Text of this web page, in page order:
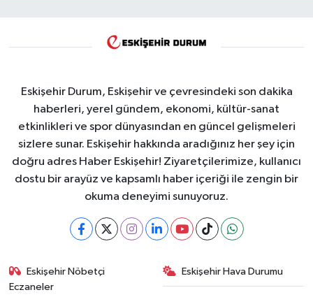
Eskişehir Durum, Eskişehir ve çevresindeki son dakika
haberleri, yerel gündem, ekonomi, kültür-sanat
etkinlikleri ve spor dünyasından en güncel gelişmeleri
sizlere sunar. Eskişehir hakkında aradığınız her şey için
doğru adres Haber Eskişehir! Ziyaretçilerimize, kullanıcı
dostu bir arayüz ve kapsamlı haber içeriği ile zengin bir
okuma deneyimi sunuyoruz.
Eskişehir Nöbetçi
Eczaneler
Eskişehir Hava Durumu